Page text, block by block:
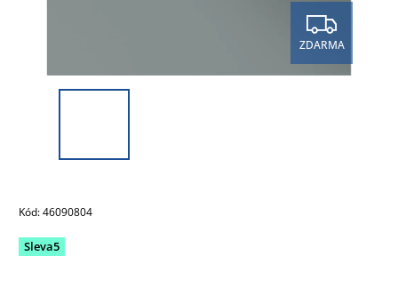
ZDARMA
Kód:46090804
Sleva5